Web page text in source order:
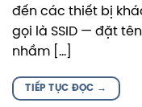
đến các thiết bị
gọi là SSID — đặt
nhầm […]
TIẾP TỤC ĐỌC →